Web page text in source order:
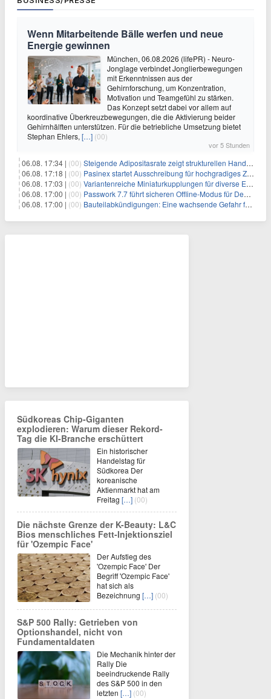
Wenn Mitarbeitende Bälle werfen und neue
Energie gewinnen
München, 06.08.2026 (lifePR) - Neuro-
Jonglage verbindet Jonglierbewegungen
mit Erkenntnissen aus der
Gehirnforschung, um Konzentration,
Motivation und Teamgefühl zu stärken.
Das Konzept setzt dabei vor allem auf
koordinative Überkreuzbewegungen, die die Aktivierung beider
Gehirnhälften unterstützen. Für die betriebliche Umsetzung bietet
Stephan Ehlers, […] (00)
vor 5 Stunden
06.08. 17:34 | (00) Steigende Adipositasrate zeigt strukturellen Handlungsbedarf bei der Ernährung schulpflichtiger Kinder
06.08. 17:18 | (00) Pasinex startet Ausschreibung für hochgradiges Zinksulfidkonzentrat mit Germanium- und Silbergehalten und stellt ein Betriebsupdate bereit
06.08. 17:03 | (00) Variantenreiche Miniaturkupplungen für diverse Einsatzbereiche
06.08. 17:00 | (00) Passwork 7.7 führt sicheren Offline-Modus für Desktop- und Mobile-Apps ein
06.08. 17:00 | (00) Bauteilabkündigungen: Eine wachsende Gefahr für industrielle Elektroniksysteme
Südkoreas Chip-Giganten
explodieren: Warum dieser Rekord-
Tag die KI-Branche erschüttert
Ein historischer
Handelstag für
Südkorea Der
koreanische
Aktienmarkt hat am
Freitag […] (00)
Die nächste Grenze der K-Beauty: L&C
Bios menschliches Fett-Injektionsziel
für 'Ozempic Face'
Der Aufstieg des
'Ozempic Face' Der
Begriff 'Ozempic Face'
hat sich als
Bezeichnung […] (00)
S&P 500 Rally: Getrieben von
Optionshandel, nicht von
Fundamentaldaten
Die Mechanik hinter der
Rally Die
beeindruckende Rally
des S&P 500 in den
letzten […] (00)